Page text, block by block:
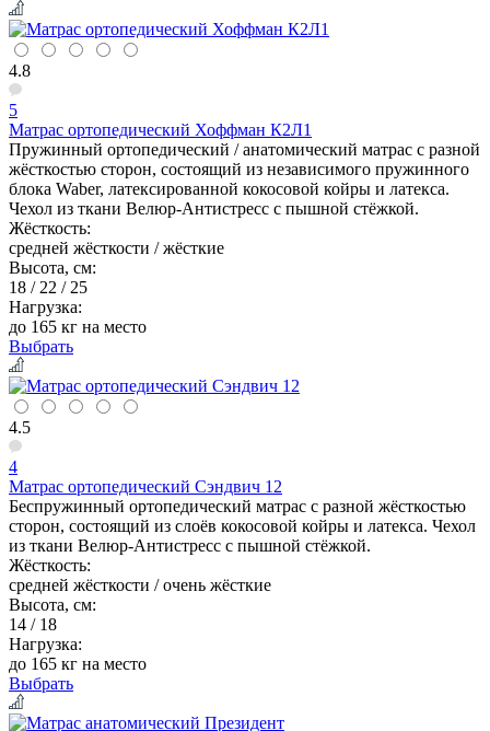
4.8
5
Матрас ортопедический Хоффман К2Л1
Пружинный ортопедический / анатомический матрас с разной
жёсткостью сторон, состоящий из независимого пружинного
блока Waber, латексированной кокосовой койры и латекса.
Чехол из ткани Велюр-Антистресс с пышной стёжкой.
Жёсткость:
средней жёсткости / жёсткие
Высота, см:
18 / 22 / 25
Нагрузка:
до 165 кг на место
Выбрать
4.5
4
Матрас ортопедический Сэндвич 12
Беспружинный ортопедический матрас с разной жёсткостью
сторон, состоящий из слоёв кокосовой койры и латекса. Чехол
из ткани Велюр-Антистресс с пышной стёжкой.
Жёсткость:
средней жёсткости / очень жёсткие
Высота, см:
14 / 18
Нагрузка:
до 165 кг на место
Выбрать